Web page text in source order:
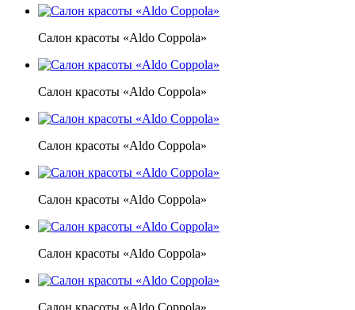
Салон красоты «Aldo Coppola»
Салон красоты «Aldo Coppola»
Салон красоты «Aldo Coppola»
Салон красоты «Aldo Coppola»
Салон красоты «Aldo Coppola»
Салон красоты «Aldo Coppola»